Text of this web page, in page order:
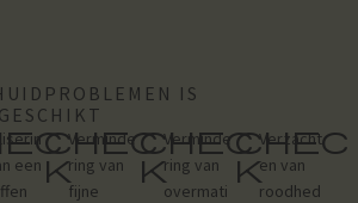
IS
een
chec
k
Verminde
ring van
fijne
chec
k
Verminde
ring van
overmati
chec
k
Verzacht
en van
roodhed